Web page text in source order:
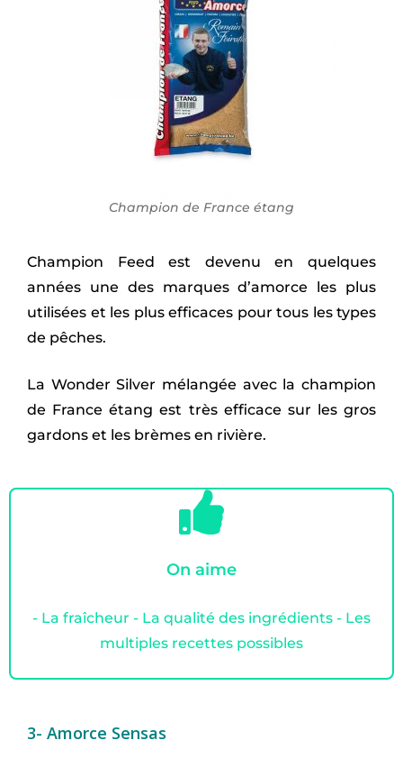
Champion de France étang
Champion Feed est devenu en quelques
années une des marques d’amorce les plus
utilisées et les plus efficaces pour tous les types
de pêches.
La Wonder Silver mélangée avec la champion
de France étang est très efficace sur les gros
gardons et les brèmes en rivière.
On aime
- La fraîcheur - La qualité des ingrédients - Les
multiples recettes possibles
3- Amorce Sensas